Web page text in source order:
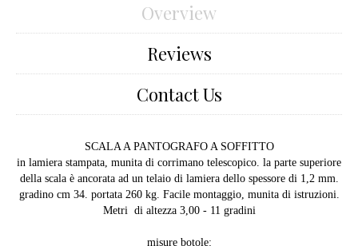
Overview
Reviews
Contact Us
SCALA A PANTOGRAFO A SOFFITTO
in lamiera stampata, munita di corrimano telescopico. la parte superiore
della scala è ancorata ad un telaio di lamiera dello spessore di 1,2 mm.
gradino cm 34. portata 260 kg. Facile montaggio, munita di istruzioni.
Metri di altezza 3,00 - 11 gradini
misure botole: